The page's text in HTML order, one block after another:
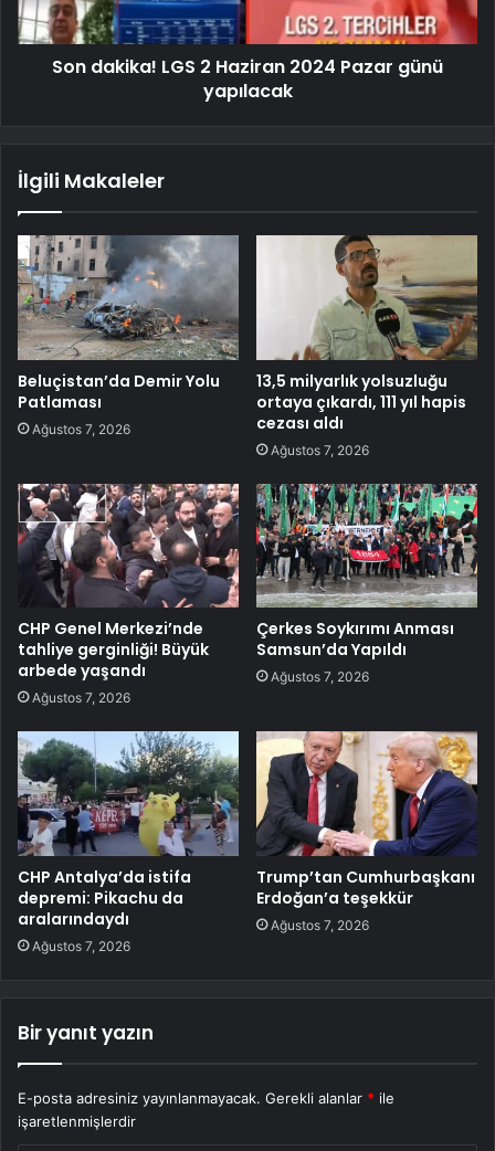
Son dakika! LGS 2 Haziran 2024 Pazar günü
yapılacak
İlgili Makaleler
Beluçistan’da Demir Yolu
Patlaması
Ağustos 7, 2026
13,5 milyarlık yolsuzluğu
ortaya çıkardı, 111 yıl hapis
cezası aldı
Ağustos 7, 2026
CHP Genel Merkezi’nde
tahliye gerginliği! Büyük
arbede yaşandı
Ağustos 7, 2026
Çerkes Soykırımı Anması
Samsun’da Yapıldı
Ağustos 7, 2026
CHP Antalya’da istifa
depremi: Pikachu da
aralarındaydı
Ağustos 7, 2026
Trump’tan Cumhurbaşkanı
Erdoğan’a teşekkür
Ağustos 7, 2026
Bir yanıt yazın
E-posta adresiniz yayınlanmayacak. Gerekli alanlar * ile
işaretlenmişlerdir